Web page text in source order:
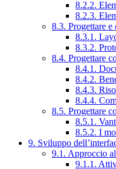
8.2.2.
8.2.3.
8.3. Progettare e
8.3.1.
8.3.2.
8.4. Progettare
8.4.1.
8.4.2.
8.4.3.
8.4.4.
8.5. Progettare
8.5.1.
8.5.2. I
9. Sviluppo
9.1. Approccio
9.1.1.